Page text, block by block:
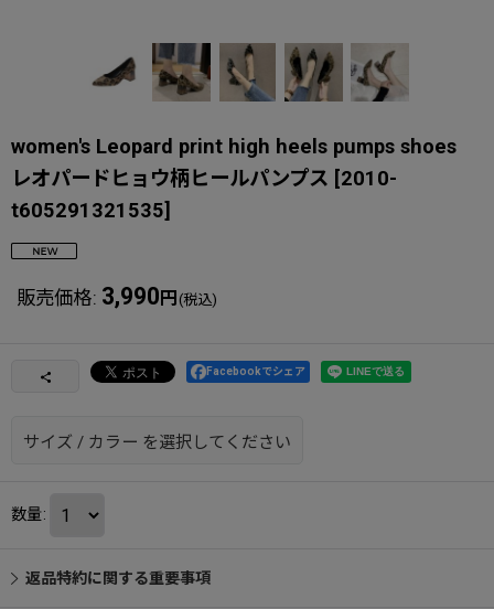
women's Leopard print high heels pumps shoes
レオパードヒョウ柄ヒールパンプス [2010-
t605291321535]
販売価格: 3,990 円 (税込)
Facebookでシェア
サイズ / カラー を選択してください
数量:
返品特約に関する重要事項